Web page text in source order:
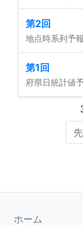
第2回
地点時系列予報
第1回
府県日統計値
ホーム